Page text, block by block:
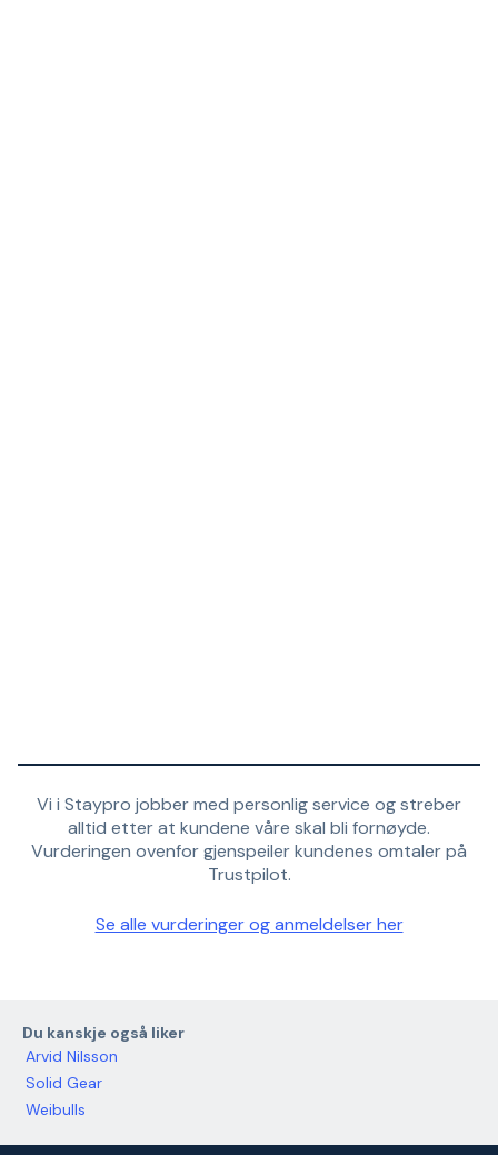
Vi i Staypro jobber med personlig service og streber
alltid etter at kundene våre skal bli fornøyde.
Vurderingen ovenfor gjenspeiler kundenes omtaler på
Trustpilot.
Se alle vurderinger og anmeldelser her
Du kanskje også liker
Arvid Nilsson
Solid Gear
Weibulls